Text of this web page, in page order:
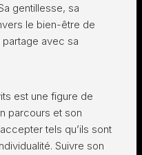
gentillesse, sa
le bien-être de
partage avec sa
est une figure de
parcours et son
tels qu’ils sont
Suivre son